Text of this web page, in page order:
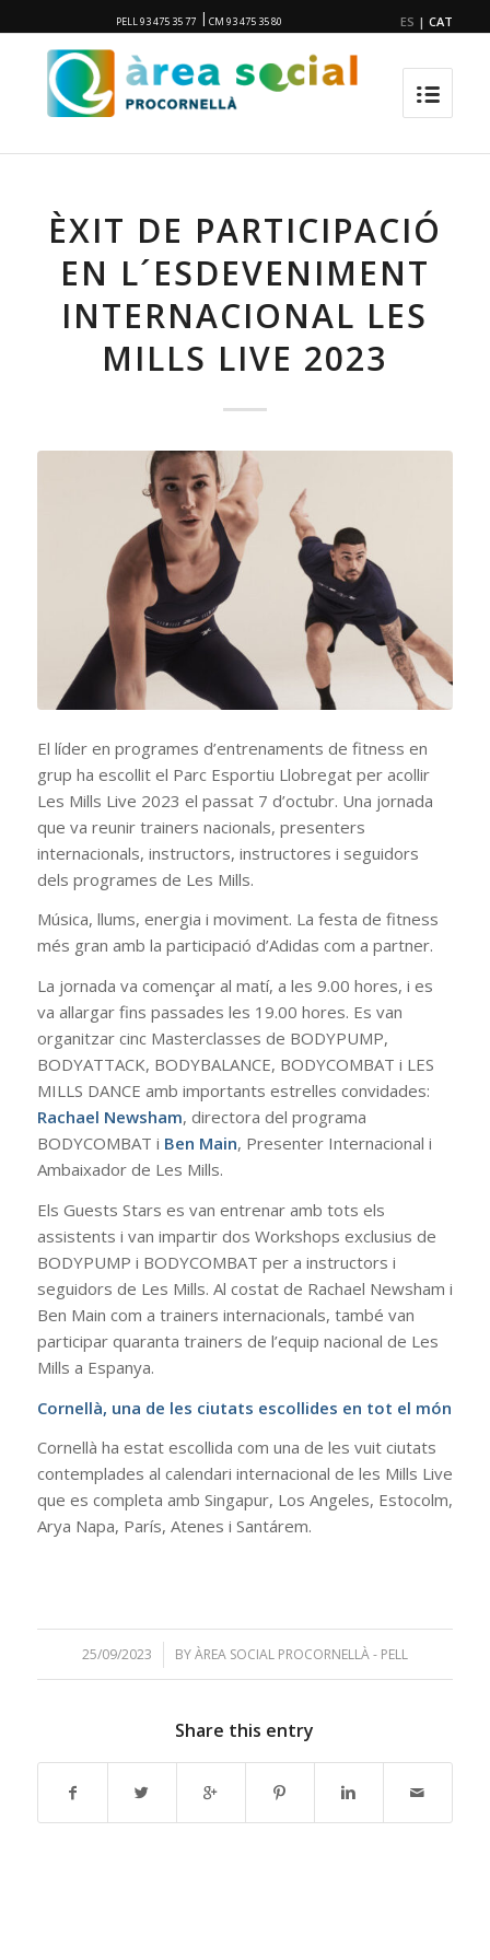
PELL 93 475 35 77 | CM 93 475 35 80 ES |CAT
ÈXIT DE PARTICIPACIÓ
EN L´ESDEVENIMENT
INTERNACIONAL LES
MILLS LIVE 2023
El líder en programes d’entrenaments de fitness en
grup ha escollit el Parc Esportiu Llobregat per acollir
Les Mills Live 2023 el passat 7 d’octubr. Una jornada
que va reunir trainers nacionals, presenters
internacionals, instructors, instructores i seguidors
dels programes de Les Mills.
Música, llums, energia i moviment. La festa de fitness
més gran amb la participació d’Adidas com a partner.
La jornada va començar al matí, a les 9.00 hores, i es
va allargar fins passades les 19.00 hores. Es van
organitzar cinc Masterclasses de BODYPUMP,
BODYATTACK, BODYBALANCE, BODYCOMBAT i LES
MILLS DANCE amb importants estrelles convidades:
Rachael Newsham, directora del programa
BODYCOMBAT i Ben Main, Presenter Internacional i
Ambaixador de Les Mills.
Els Guests Stars es van entrenar amb tots els
assistents i van impartir dos Workshops exclusius de
BODYPUMP i BODYCOMBAT per a instructors i
seguidors de Les Mills. Al costat de Rachael Newsham i
Ben Main com a trainers internacionals, també van
participar quaranta trainers de l’equip nacional de Les
Mills a Espanya.
Cornellà, una de les ciutats escollides en tot el món
Cornellà ha estat escollida com una de les vuit ciutats
contemplades al calendari internacional de les Mills Live
que es completa amb Singapur, Los Angeles, Estocolm,
Arya Napa, París, Atenes i Santárem.
25/09/2023
/ BYÀREA SOCIAL PROCORNELLÀ - PELL
Share this entry